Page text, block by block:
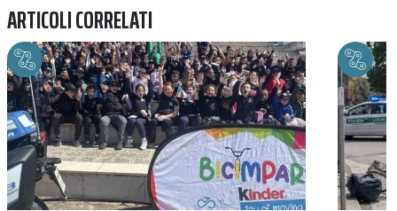
ARTICOLI CORRELATI